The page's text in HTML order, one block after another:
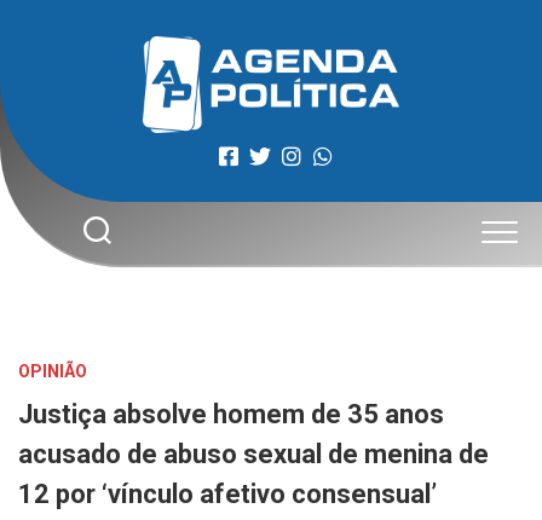
OPINIÃO
Justiça absolve homem de 35 anos
acusado de abuso sexual de menina de
12 por ‘vínculo afetivo consensual’